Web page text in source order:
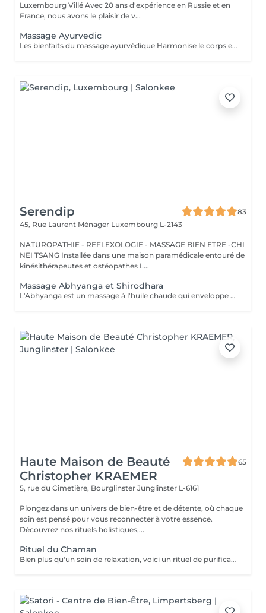
Luxembourg Villé Avec 20 ans d'expérience en Russie et en
France, nous avons le plaisir de v...
Massage Ayurvedic
Les bienfaits du massage ayurvédique Harmonise le corps et l'esprit grâce à une approche holistique. Détend profondément, réduit le stress et apaise le mental. Améliore la circulation sanguine et lymphatique. Nourrit la peau grâce aux huiles chaudes et naturelles. Soulage les tensions musculaires et favorise un meilleur sommeil. Résultat : une sensation de bien-être global, d'équilibre et d'énergie retrouvée.
Serendip
83
45, Rue Laurent Ménager Luxembourg L-2143
NATUROPATHIE - REFLEXOLOGIE - MASSAGE BIEN ETRE -CHI
NEI TSANG Installée dans une maison paramédicale entouré de
kinésithérapeutes et ostéopathes L...
Massage Abhyanga et Shirodhara
L'Abhyanga est un massage à l'huile chaude qui enveloppe tout le corps. Au fil des gestes lents et continus, le corps se relâche, la respiration s'apaise, l'énergie circule à nouveau. C'est un moment où tout se dépose, où le système nerveux se calme et où l'on retrouve une sensation d'unité. Le Shirodhara prolonge ce voyage intérieur. Un filet d'huile chaude coule doucement sur le front, comme une invitation à lâcher le mental. Les pensées se posent, le stress se dissout, un calme profond s'installe, presque méditatif. Ensemble, Abhyanga et Shirodhara créent un soin de 2 h où le corps se détend, le corps se relâche et l'esprit retrouve de la clarté. Une expérience douce, rééquilibrante et profondément régénérante. Prévoir une serviette, tissus pour le retour, veillez a ne pas s'alimenter juste avant, Idéalement c'est un soin qui se pratique le soir
Haute Maison de Beauté
Christopher KRAEMER
65
5, rue du Cimetière, Bourglinster Junglinster L-6161
Plongez dans un univers de bien-être et de détente, où chaque
soin est pensé pour vous reconnecter à votre essence.
Découvrez nos rituels holistiques,...
Rituel du Chaman
Bien plus qu'un soin de relaxation, voici un rituel de purification incroyable. Tous les bienfaits du HeadSpa, de la naturopathie, de la sophrologie et des soins énergétiques, sont réunis dans ce rituel d'exception pour remise à zéro. Nous travaillons toutes les couches du corps humain. Physique, vibratoires, énergétiques etc Ne comprend pas le séchage des cheveux.